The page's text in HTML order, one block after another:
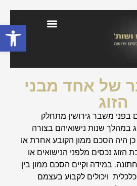
פתח
של אחד מבני
הזוג
בפני משבר גירושין מתחלק
במהלך שנות נישואיהם בצורה
היה הסכם ממון הקובע אחרת או
הזוג נכסים מלפני הנישואים או
במידה וקיים הסכם ממון בין
כלכלית ויכולים לקבוע בעצמם